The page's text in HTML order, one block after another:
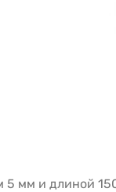
мм и длиной